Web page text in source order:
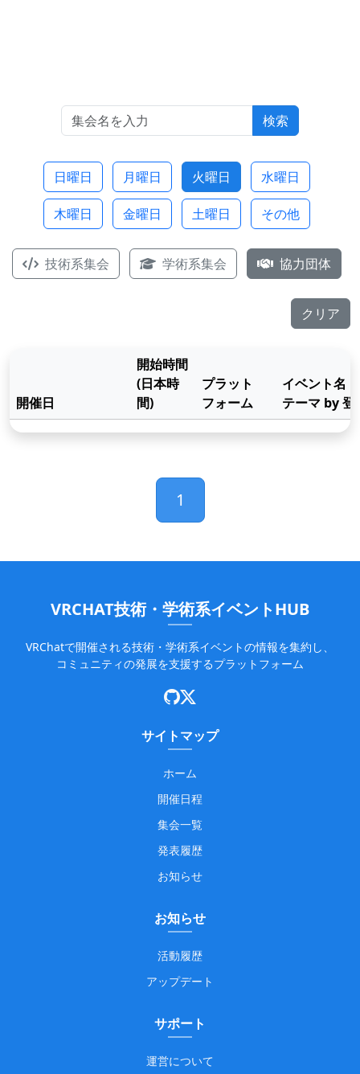
検索
日曜日 月曜日 火曜日 水曜日
木曜日 金曜日 土曜日 その他
技術系集会 学術系集会 協力団体
クリア
開催日
開始時間
(日本時
間)
プラット
フォーム
イベント名
テーマ by 登
1
VRCHAT技術・学術系イベントHUB
VRChatで開催される技術・学術系イベントの情報を集約し、
コミュニティの発展を支援するプラットフォーム
サイトマップ
ホーム
開催日程
集会一覧
発表履歴
お知らせ
お知らせ
活動履歴
アップデート
サポート
運営について